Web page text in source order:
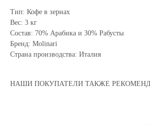
Тип: Кофе в зернах
Вес: 3 кг
Состав: 70% Арабика и 30% Рабусты​
Бренд: Molinari
Страна производства: Италия
НАШИ ПОКУПАТЕЛИ ТАКЖЕ